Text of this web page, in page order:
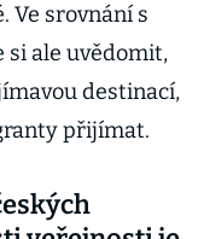
Ve srovnání s
si ale uvědomit,
destinací,
přijímat.